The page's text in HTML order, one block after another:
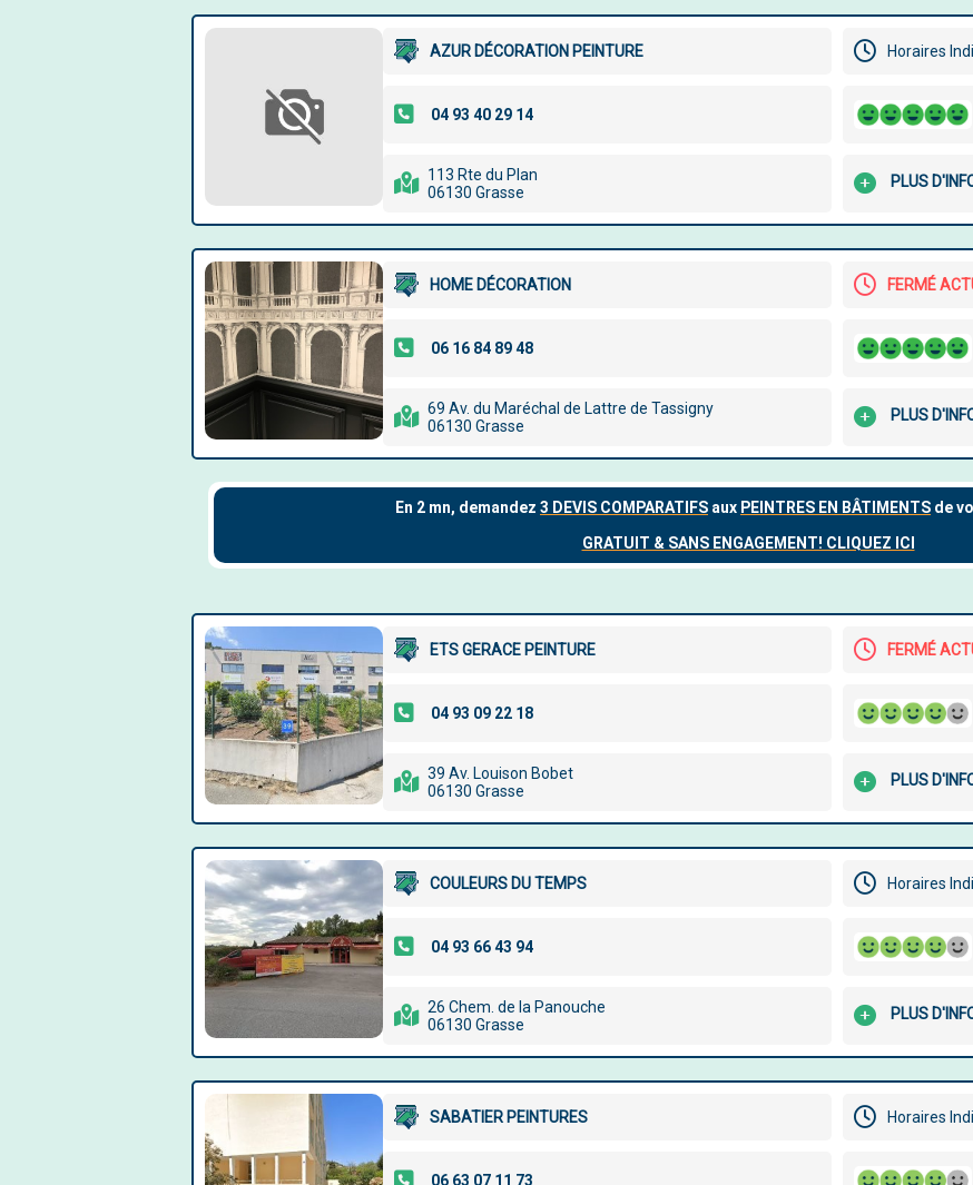
AZUR DÉCORATION PEINTURE Horaires
113 Rte du Plan
06130 Grasse
PLUS
HOME DÉCORATION FERMÉ
69 Av. du Maréchal de Lattre de Tassigny
06130 Grasse
PLUS
ETS GERACE PEINTURE FERMÉ
39 Av. Louison Bobet
06130 Grasse
PLUS
COULEURS DU TEMPS Horaires
26 Chem. de la Panouche
06130 Grasse
PLUS
SABATIER PEINTURES Horaires